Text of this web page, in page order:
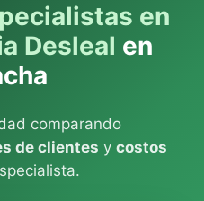
en
Desleal en
comparando
de clientes y costos